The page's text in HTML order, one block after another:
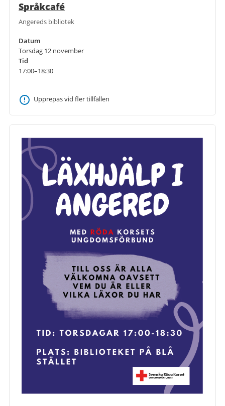
Språkcafé
Angereds bibliotek
Datum
Torsdag 12 november
Tid
17:00–18:30
Upprepas vid fler tillfällen